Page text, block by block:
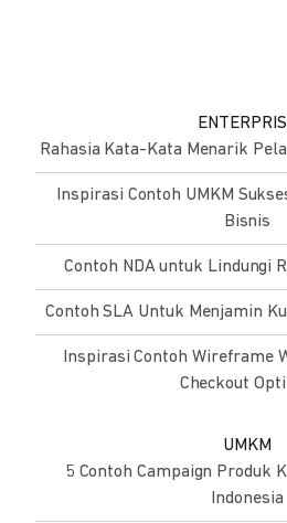
Rahasia Kata-Kata Menarik
Inspirasi Contoh UMKM
Bisnis
Contoh NDA untuk Lindungi
Contoh SLA Untuk Menjamin
Inspirasi Contoh Wireframe
Checkout
UMKM
5 Contoh Campaign Produk
Indonesia